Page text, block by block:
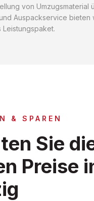
von Umzugsmaterial
Auspackservice bieten
& SPAREN
Sie
Preise